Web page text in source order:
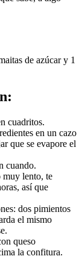
de azúcar y 1
cuadritos.
en un cazo
que se evapore el
cuando.
muy lento, te
así que
dos pimientos
el mismo
queso
la confitura.